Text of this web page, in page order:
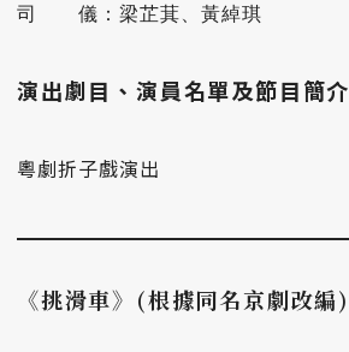
司​　　​儀：梁芷萁、黃綽琪
演出劇目、演員名單及節目簡介
粵劇折子戲演出
《挑滑車》(根據同名京劇改編)